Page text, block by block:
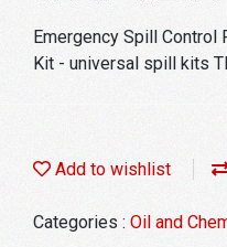
Emergency Spill Control
Kit - universal spill kits
Add to wishlist
Categories : Oil and